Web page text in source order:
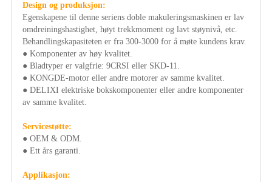
Design og produksjon:
Egenskapene til denne seriens doble makuleringsmaskinen er lav
omdreiningshastighet, høyt trekkmoment og lavt støynivå, etc.
Behandlingskapasiteten er fra 300-3000 for å møte kundens krav.
● Komponenter av høy kvalitet.
● Bladtyper er valgfrie: 9CRSI eller SKD-11.
● KONGDE-motor eller andre motorer av samme kvalitet.
● DELIXI elektriske bokskomponenter eller andre komponenter
av samme kvalitet.
Servicestøtte:
● OEM & ODM.
● Ett års garanti.
Applikasjon: